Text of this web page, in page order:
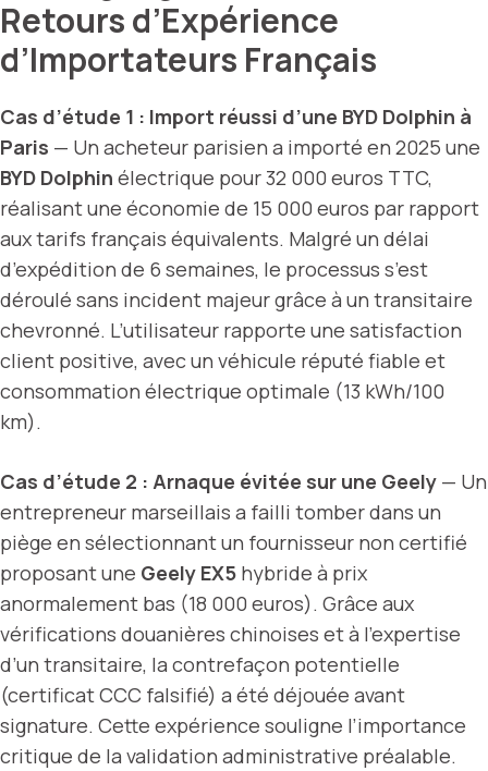
Retours d’Expérience
d’Importateurs Français
Cas d’étude 1 : Import réussi d’une BYD Dolphin à
Paris — Un acheteur parisien a importé en 2025 une
BYD Dolphin électrique pour 32 000 euros TTC,
réalisant une économie de 15 000 euros par rapport
aux tarifs français équivalents. Malgré un délai
d’expédition de 6 semaines, le processus s’est
déroulé sans incident majeur grâce à un transitaire
chevronné. L’utilisateur rapporte une satisfaction
client positive, avec un véhicule réputé fiable et
consommation électrique optimale (13 kWh/100
km).
Cas d’étude 2 : Arnaque évitée sur une Geely — Un
entrepreneur marseillais a failli tomber dans un
piège en sélectionnant un fournisseur non certifié
proposant une Geely EX5 hybride à prix
anormalement bas (18 000 euros). Grâce aux
vérifications douanières chinoises et à l’expertise
d’un transitaire, la contrefaçon potentielle
(certificat CCC falsifié) a été déjouée avant
signature. Cette expérience souligne l’importance
critique de la validation administrative préalable.